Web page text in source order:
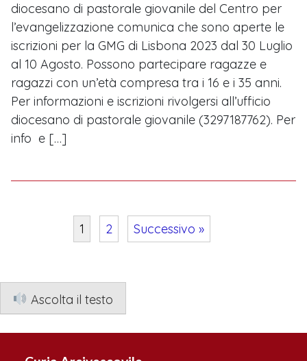
diocesano di pastorale giovanile del Centro per
l’evangelizzazione comunica che sono aperte le
iscrizioni per la GMG di Lisbona 2023 dal 30 Luglio
al 10 Agosto. Possono partecipare ragazze e
ragazzi con un’età compresa tra i 16 e i 35 anni.
Per informazioni e iscrizioni rivolgersi all’ufficio
diocesano di pastorale giovanile (3297187762). Per
info e […]
1 2 Successivo »
articoli
Ascolta il testo